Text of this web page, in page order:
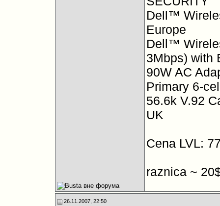
Dell™
Europe
Dell™
3Mbps) with
90W AC
Primary 6-
56.6k V.92
UK
Cena LVL:
raznica ~
26.11.2007, 22:50